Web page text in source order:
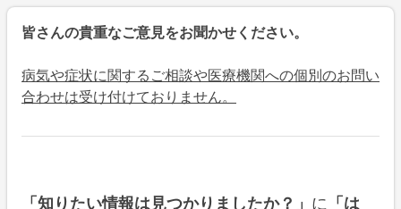
皆さんの貴重なご意見をお聞かせください。
病気や症状に関するご相談や医療機関への個別のお問い
合わせは受け付けておりません。
「知りたい情報は見つかりましたか？」 に 「は